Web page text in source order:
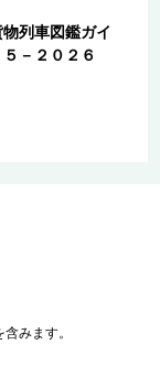
列車図鑑ガイ
－２０２６
みます。